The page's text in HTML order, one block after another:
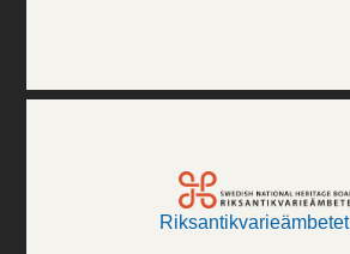
Riksantikvarieämbetet